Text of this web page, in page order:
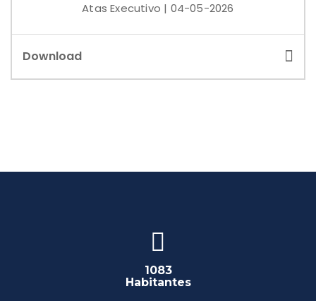
Atas Executivo | 04-05-2026
Download
1083
Habitantes